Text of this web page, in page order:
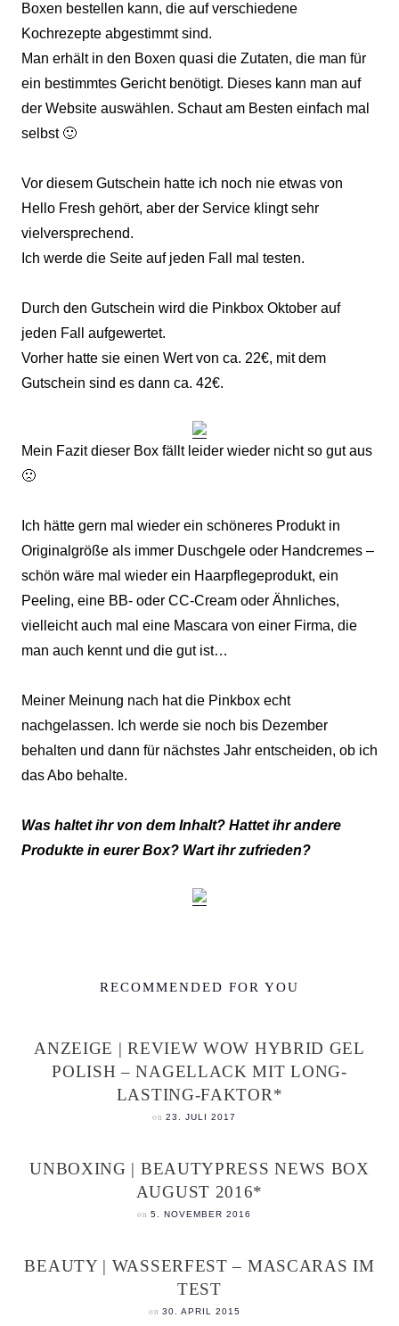
Boxen bestellen kann, die auf verschiedene
Kochrezepte abgestimmt sind.
Man erhält in den Boxen quasi die Zutaten, die man für
ein bestimmtes Gericht benötigt. Dieses kann man auf
der Website auswählen. Schaut am Besten einfach mal
selbst 🙂
Vor diesem Gutschein hatte ich noch nie etwas von
Hello Fresh gehört, aber der Service klingt sehr
vielversprechend.
Ich werde die Seite auf jeden Fall mal testen.
Durch den Gutschein wird die Pinkbox Oktober auf
jeden Fall aufgewertet.
Vorher hatte sie einen Wert von ca. 22€, mit dem
Gutschein sind es dann ca. 42€.
Mein Fazit dieser Box fällt leider wieder nicht so gut aus
🙁
Ich hätte gern mal wieder ein schöneres Produkt in
Originalgröße als immer Duschgele oder Handcremes –
schön wäre mal wieder ein Haarpflegeprodukt, ein
Peeling, eine BB- oder CC-Cream oder Ähnliches,
vielleicht auch mal eine Mascara von einer Firma, die
man auch kennt und die gut ist…
Meiner Meinung nach hat die Pinkbox echt
nachgelassen. Ich werde sie noch bis Dezember
behalten und dann für nächstes Jahr entscheiden, ob ich
das Abo behalte.
Was haltet ihr von dem Inhalt? Hattet ihr andere
Produkte in eurer Box? Wart ihr zufrieden?
RECOMMENDED FOR YOU
ANZEIGE | REVIEW WOW HYBRID GEL
POLISH – NAGELLACK MIT LONG-
LASTING-FAKTOR*
on 23. JULI 2017
UNBOXING | BEAUTYPRESS NEWS BOX
AUGUST 2016*
on 5. NOVEMBER 2016
BEAUTY | WASSERFEST – MASCARAS IM
TEST
on 30. APRIL 2015